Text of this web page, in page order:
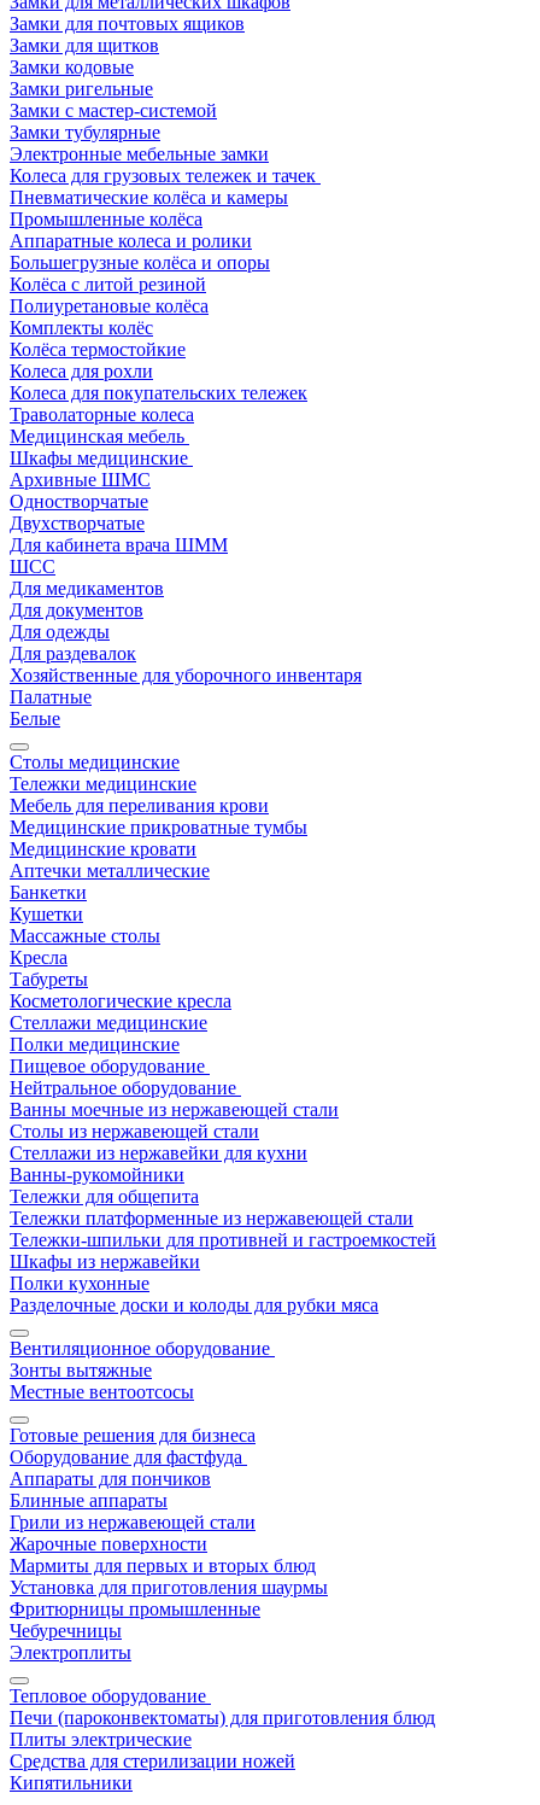
Замки для почтовых ящиков
Замки для щитков
Замки кодовые
Замки ригельные
Замки с мастер-системой
Замки тубулярные
Электронные мебельные замки
Колеса для грузовых тележек и тачек
Пневматические колёса и камеры
Промышленные колёса
Аппаратные колеса и ролики
Большегрузные колёса и опоры
Колёса с литой резиной
Полиуретановые колёса
Комплекты колёс
Колёса термостойкие
Колеса для рохли
Колеса для покупательских тележек
Траволаторные колеса
Медицинская мебель
Шкафы медицинские
Архивные ШМС
Одностворчатые
Двухстворчатые
Для кабинета врача ШММ
ШСС
Для медикаментов
Для документов
Для одежды
Для раздевалок
Хозяйственные для уборочного инвентаря
Палатные
Белые
Столы медицинские
Тележки медицинские
Мебель для переливания крови
Медицинские прикроватные тумбы
Медицинские кровати
Аптечки металлические
Банкетки
Кушетки
Массажные столы
Кресла
Табуреты
Косметологические кресла
Стеллажи медицинские
Полки медицинские
Пищевое оборудование
Нейтральное оборудование
Ванны моечные из нержавеющей стали
Столы из нержавеющей стали
Стеллажи из нержавейки для кухни
Ванны-рукомойники
Тележки для общепита
Тележки платформенные из нержавеющей стали
Тележки-шпильки для противней и гастроемкостей
Шкафы из нержавейки
Полки кухонные
Разделочные доски и колоды для рубки мяса
Вентиляционное оборудование
Зонты вытяжные
Местные вентоотсосы
Готовые решения для бизнеса
Оборудование для фастфуда
Аппараты для пончиков
Блинные аппараты
Грили из нержавеющей стали
Жарочные поверхности
Мармиты для первых и вторых блюд
Установка для приготовления шаурмы
Фритюрницы промышленные
Чебуречницы
Электроплиты
Тепловое оборудование
Печи (пароконвектоматы) для приготовления блюд
Плиты электрические
Средства для стерилизации ножей
Кипятильники